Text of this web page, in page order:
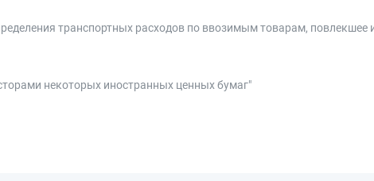
транспортных расходов по ввозимым товарам, повлекшее
некоторых иностранных ценных бумаг"